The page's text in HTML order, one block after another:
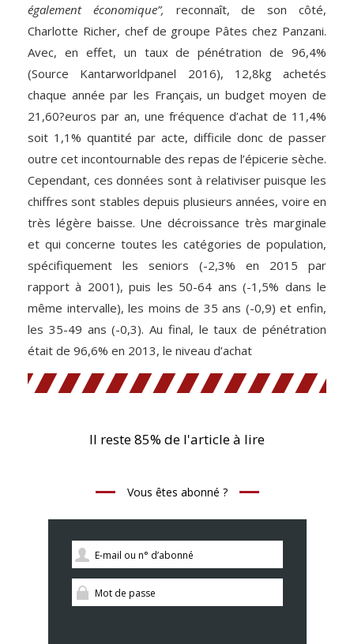
également économique”, reconnaît, de son côté,
Charlotte Richer, chef de groupe Pâtes chez Panzani.
Avec, en effet, un taux de pénétration de 96,4%
(Source Kantarworldpanel 2016), 12,8kg achetés
chaque année par les Français, un budget moyen de
21,60?euros par an, une fréquence d’achat de 11,4%
soit 1,1% quantité par acte, difficile donc de passer
outre cet incontournable des repas de l’épicerie sèche.
Cependant, ces données sont à relativiser puisque les
chiffres sont stables depuis plusieurs années, voire en
très légère baisse. Une décroissance très marginale
et qui concerne toutes les catégories de population,
spécifiquement les seniors (-2,3% en 2015 par
rapport à 2001), puis les 50-64 ans (-1,5% dans le
même intervalle), les moins de 35 ans (-0,9) et enfin,
les 35-49 ans (-0,3). Au final, le taux de pénétration
était de 96,6% en 2013, le niveau d’achat
Il reste 85% de l'article à lire
Vous êtes abonné ?